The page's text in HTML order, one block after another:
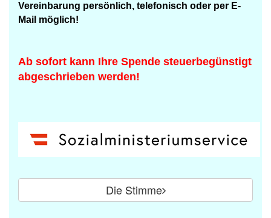
Vereinbarung persönlich, telefonisch oder per E-
Mail möglich!
Ab sofort kann Ihre Spende steuerbegünstigt
abgeschrieben werden!
Die Stimme